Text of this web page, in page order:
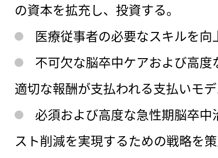
の資本を拡充し、投資する。
医療従事者の必要なスキルを向
不可欠な脳卒中ケアおよび高
適切な報酬が支払われる支払いモ
必須および高度な急性期脳卒
スト削減を実現するための戦略を